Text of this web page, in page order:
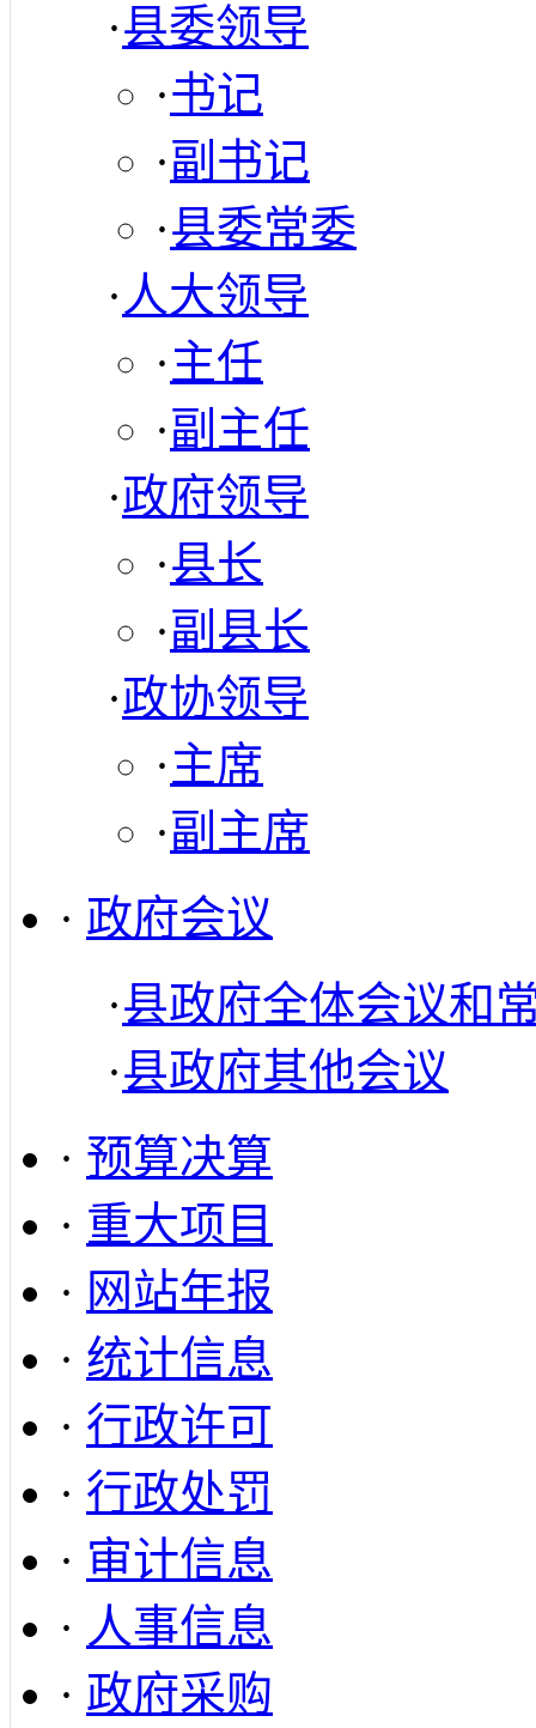
·县委领导
·书记
·副书记
·县委常委
· 人大领导
·主任
·副主任
·政府领导
·县长
·副县长
·政协领导
·主席
·副主席
· 政府会议
·县政府全体会议和
·县政府其他会议
· 预算决算
· 重大项目
· 网站年报
· 统计信息
· 行政许可
· 行政处罚
· 审计信息
· 人事信息
· 政府采购